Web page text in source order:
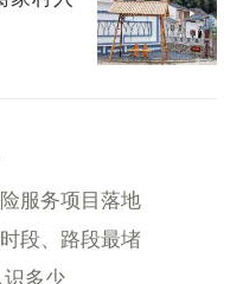
服务项目落地
段、路段最堵
识多少